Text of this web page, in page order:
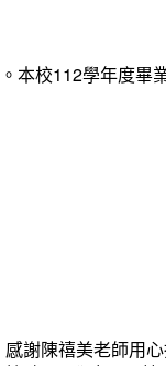
校112學年度畢
謝陳禧美老師